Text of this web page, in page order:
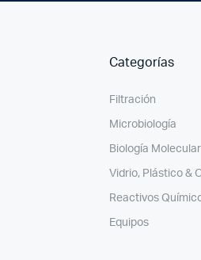
Categorías
Filtración
Microbiología
Biología Molecular
Vidrio, Plástico &
Reactivos
Equipos